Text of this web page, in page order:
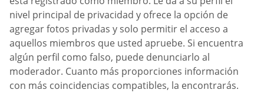
nivel principal de privacidad y ofrece la opción de
agregar fotos privadas y solo permitir el acceso a
aquellos miembros que usted apruebe. Si encuentra
algún perfil como falso, puede denunciarlo al
moderador. Cuanto más proporciones información
con más coincidencias compatibles, la encontrarás.